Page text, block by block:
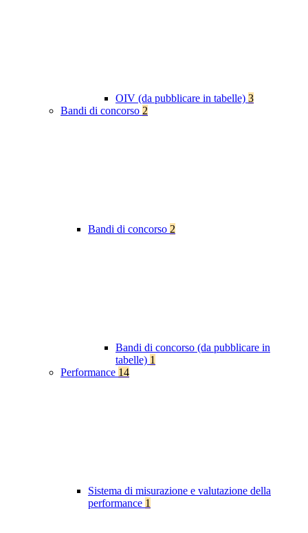
OIV (da pubblicare in tabelle) 3
Bandi di concorso 2
Bandi di concorso 2
Bandi di concorso (da pubblicare in
tabelle) 1
Performance 14
Sistema di misurazione e valutazione della
performance 1